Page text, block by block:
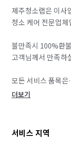
제주청소랩은 이사
청소 케어 전문업체
불만족시 100%환
고객님께서 만족하
모든 서비스 품목은
고객님과 상담을 통
과한 요금 책정을
더보기
서비스 지역